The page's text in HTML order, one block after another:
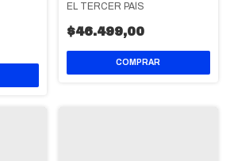
EL TERCER PAÍS
$46.499,00